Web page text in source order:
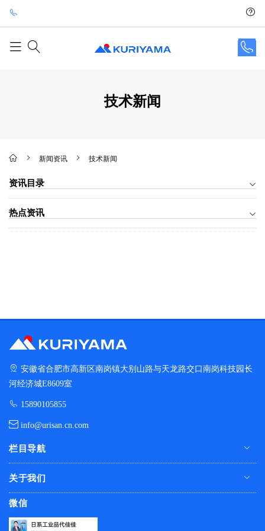
技术新闻
新闻资讯 技术新闻
资讯目录
热点资讯
安徽省合肥市高新区南岗镇大别山路与天龙路交口南岗科技园长
河经济城E8609室
15890105855
info@urisan.cn.com
栏目导航
关于我们
微信